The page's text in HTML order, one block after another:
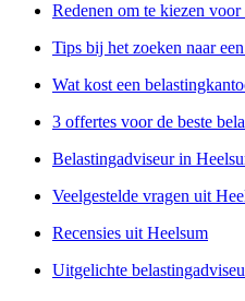
Redenen om te kiezen
Tips bij het zoeken naar
Wat kost een
3 offertes voor de beste
Belastingadviseur in
Veelgestelde vragen uit
Recensies uit Heelsum
Uitgelichte